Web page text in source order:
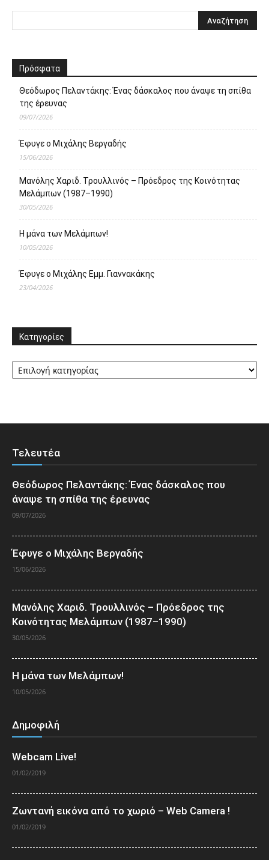
Πρόσφατα
Θεόδωρος Πελαντάκης: Ένας δάσκαλος που άναψε τη σπίθα
της έρευνας
09/07/2026
Έφυγε ο Μιχάλης Βεργαδής
15/06/2026
Μανόλης Χαριδ. Τρουλλινός – Πρόεδρος της Κοινότητας
Μελάμπων (1987–1990)
30/05/2026
Η μάνα των Μελάμπων!
10/05/2026
Έφυγε ο Μιχάλης Εμμ. Γιαννακάκης
23/04/2026
Κατηγορίες
Κατηγορίες
Τελευτέα
Θεόδωρος Πελαντάκης: Ένας δάσκαλος που
άναψε τη σπίθα της έρευνας
09/07/2026
Έφυγε ο Μιχάλης Βεργαδής
15/06/2026
Μανόλης Χαριδ. Τρουλλινός – Πρόεδρος της
Κοινότητας Μελάμπων (1987–1990)
30/05/2026
Η μάνα των Μελάμπων!
10/05/2026
Δημοφιλή
Webcam Live!
01/02/2019
Ζωντανή εικόνα από το χωριό – Web Camera !
01/02/2019